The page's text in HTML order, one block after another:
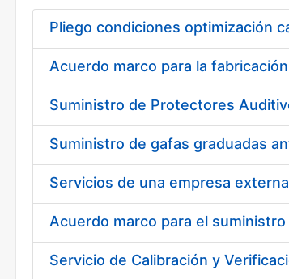
Show/Hide
Pliego condiciones optimización
Acuerdo marco para la
Acuerdo marco para el